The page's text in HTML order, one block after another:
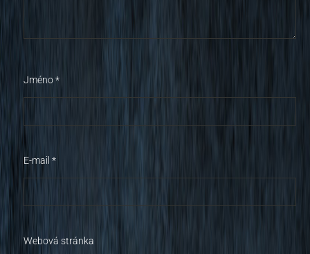
Jméno*
E-mail*
Webová stránka